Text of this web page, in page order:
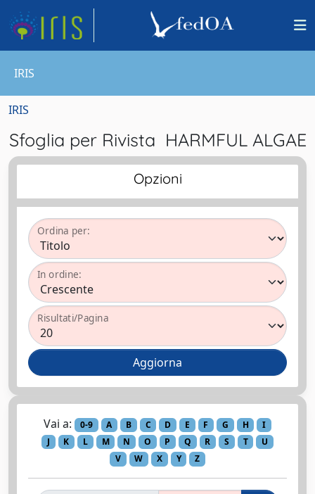
IRIS
IRIS
Sfoglia per Rivista HARMFUL ALGAE
Opzioni
Ordina per:
In ordine:
Risultati/Pagina
Vai a: 0-9 A B C D E F G H
I
J
K L M N O P Q R S T
U
V
W X Y Z